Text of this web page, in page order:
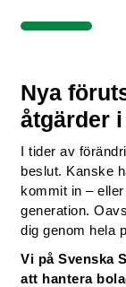
Nya
åtgärder
I tider av
beslut. Kanske
kommit in –
generation.
dig genom hela
Vi på Svenska
att hantera